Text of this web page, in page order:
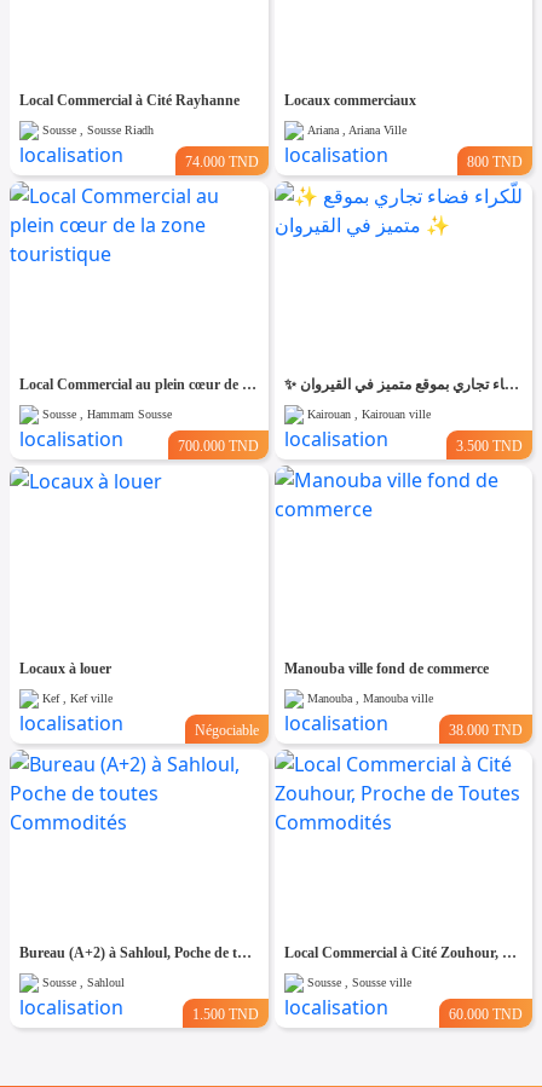
Local Commercial à Cité Rayhanne
Sousse , Sousse Riadh
74.000 TND
Locaux commerciaux
Ariana , Ariana Ville
800 TND
Local Commercial au plein cœur de la zone touristique
Sousse , Hammam Sousse
700.000 TND
✨ للّكراء فضاء تجاري بموقع متميز في القيروان ✨
Kairouan , Kairouan ville
3.500 TND
Locaux à louer
Kef , Kef ville
Négociable
Manouba ville fond de commerce
Manouba , Manouba ville
38.000 TND
Bureau (A+2) à Sahloul, Poche de toutes Commodités
Sousse , Sahloul
1.500 TND
Local Commercial à Cité Zouhour, Proche de Toutes Commodités
Sousse , Sousse ville
60.000 TND